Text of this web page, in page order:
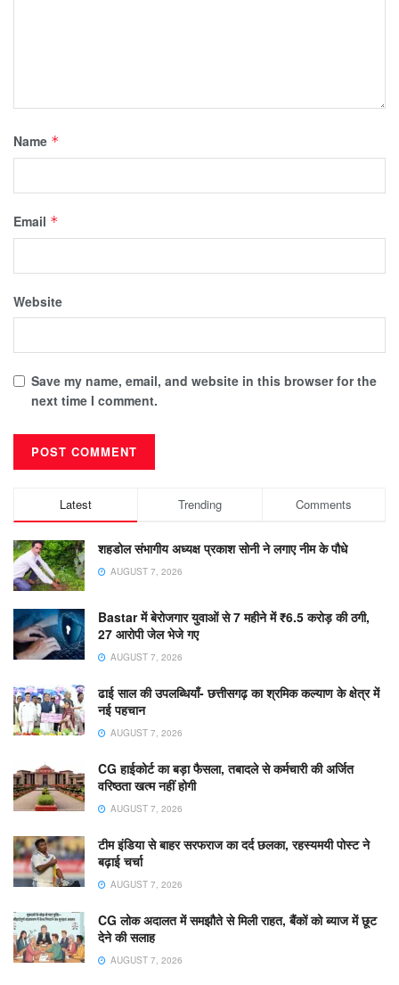
Name *
Email *
Website
Save my name, email, and website in this browser for the
next time I comment.
Latest Trending Comments
शहडोल संभागीय अध्यक्ष प्रकाश सोनी ने लगाए नीम के पौधे
AUGUST 7, 2026
Bastar में बेरोजगार युवाओं से 7 महीने में ₹6.5 करोड़ की ठगी,
27 आरोपी जेल भेजे गए
AUGUST 7, 2026
ढाई साल की उपलब्धियाँ- छत्तीसगढ़ का श्रमिक कल्याण के क्षेत्र में
नई पहचान
AUGUST 7, 2026
CG हाईकोर्ट का बड़ा फैसला, तबादले से कर्मचारी की अर्जित
वरिष्ठता खत्म नहीं होगी
AUGUST 7, 2026
टीम इंडिया से बाहर सरफराज का दर्द छलका, रहस्यमयी पोस्ट ने
बढ़ाई चर्चा
AUGUST 7, 2026
CG लोक अदालत में समझौते से मिली राहत, बैंकों को ब्याज में छूट
देने की सलाह
AUGUST 7, 2026